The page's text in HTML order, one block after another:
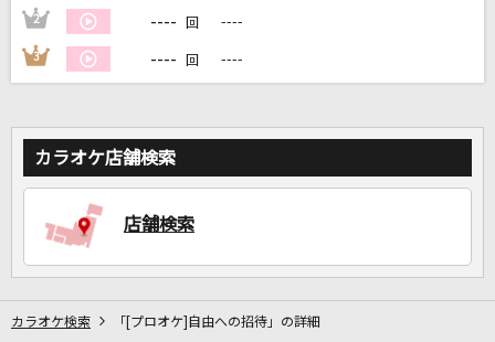
2 ---- 回 ----
3 ---- 回 ----
カラオケ店舗検索
店舗検索
カラオケ検索 「[プロオケ]自由への招待」の詳細